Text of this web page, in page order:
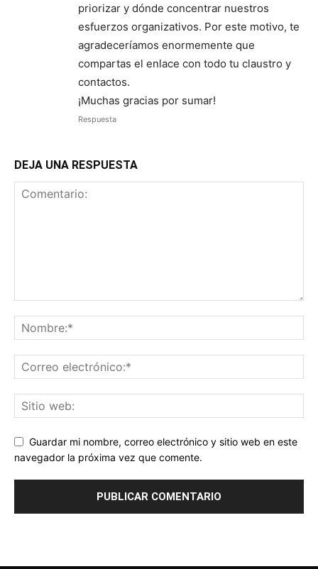
priorizar y dónde concentrar nuestros
esfuerzos organizativos. Por este motivo, te
agradeceríamos enormemente que
compartas el enlace con todo tu claustro y
contactos.
¡Muchas gracias por sumar!
Respuesta
DEJA UNA RESPUESTA
Guardar mi nombre, correo electrónico y sitio web en este
navegador la próxima vez que comente.